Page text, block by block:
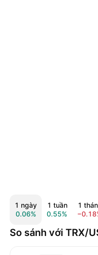
1 ngày
0.06%
1 tuần
0.55%
1
So sánh với TRX/